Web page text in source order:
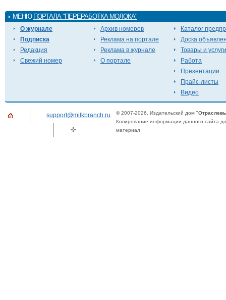
МЕНЮ ПОРТАЛА "ПЕРЕРАБОТКА МОЛОКА"
О журнале
Подписка
Редакция
Свежий номер
Архив номеров
Реклама на портале
Реклама в журнале
О портале
Каталог
Доска
Товары и услуги
Работа
Презентации
Прайс-листы
Видео
support@milkbranch.ru © 2007-2026. Издательский дом "
Копирование информации данного сайта
материал